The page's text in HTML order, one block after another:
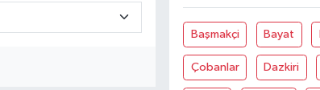
Başmakçi Bayat
Çobanlar Dazkiri